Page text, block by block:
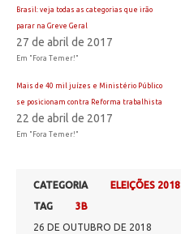
Brasil: veja todas as categorias que irão
parar na Greve Geral
27 de abril de 2017
Em "Fora Temer!"
Mais de 40 mil juízes e Ministério Público
se posicionam contra Reforma trabalhista
22 de abril de 2017
Em "Fora Temer!"
CATEGORIA
ELEIÇÕES 2018
TAG
3B
26 DE OUTUBRO DE 2018